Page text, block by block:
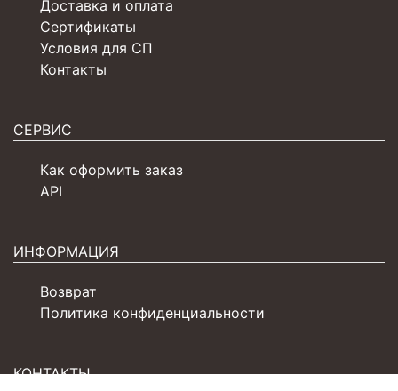
Доставка и оплата
Сертификаты
Условия для СП
Контакты
СЕРВИС
Как оформить заказ
API
ИНФОРМАЦИЯ
Возврат
Политика конфиденциальности
КОНТАКТЫ